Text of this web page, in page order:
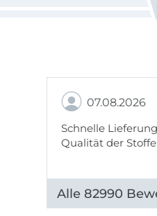
07.08.2026
Schnelle
Qualität der
Alle 82990